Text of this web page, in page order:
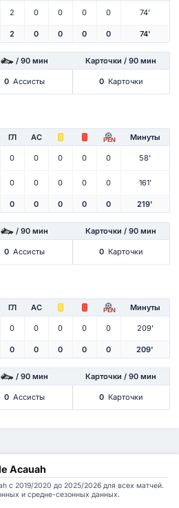
2 0 0 0 0 74'
2 0 0 0 0 74'
/ 90 мин Карточки / 90 мин
0 Ассисты 0 Карточки
ГЛ АС PEN Минуты
0 0 0 0 0 58'
0 0 0 0 0 161'
0 0 0 0 0 219'
/ 90 мин Карточки / 90 мин
0 Ассисты 0 Карточки
ГЛ АС PEN
Минуты
0 0 0 0 0 209'
0 0 0 0 0 209'
/ 90 мин Карточки / 90 мин
0 Ассисты 0 Карточки
Acauah
с 2019/2020 до 2025/2026 для всех матчей.
и средне-сезонных данных.